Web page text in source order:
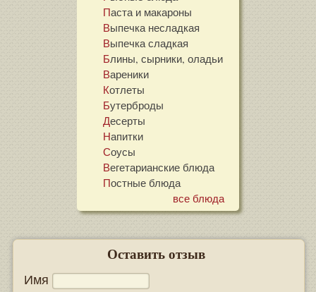
Паста и макароны
Выпечка несладкая
Выпечка сладкая
Блины, сырники, оладьи
Вареники
Котлеты
Бутерброды
Десерты
Напитки
Соусы
Вегетарианские блюда
Постные блюда
все блюда
Оставить отзыв
Имя